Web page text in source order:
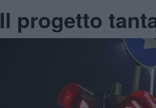
Il progetto